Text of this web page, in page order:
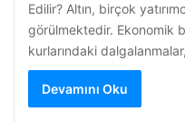
Edilir? Altın, birçok
görülmektedir. Ekonomik
kurlarındaki dalgalanmalar,
Devamını Oku